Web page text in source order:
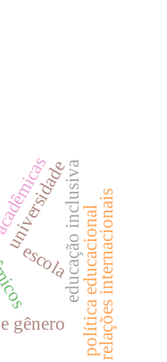
gênero
acadêmicas
universidadeeducação inclusivapolítica educacional
escola relações internacionais